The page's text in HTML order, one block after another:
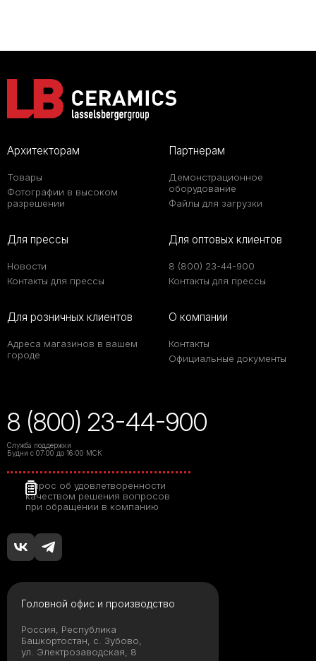
Архитекторам
Товары
Фотографии в высоком
разрешении
Партнерам
Демонстрационное
оборудование
Файлы для загрузки
Для прессы
Новости
Контакты для прессы
Для оптовых клиентов
8 (800) 23-44-900
Контакты для прессы
Для розничных клиентов
Адреса магазинов в вашем
городе
О компании
Контакты
Официальные документы
8 (800) 23-44-900
Служба поддержки
Будни с 07:00 до 16:00 МСК
Опрос об удовлетворенности
качеством решения вопросов
при обращении в компанию
Головной офис и производство
Россия, Республика
Башкортостан, с. Зубово,
ул. Электрозаводская, 8